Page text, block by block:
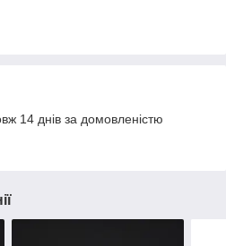
14 днів за домовленістю